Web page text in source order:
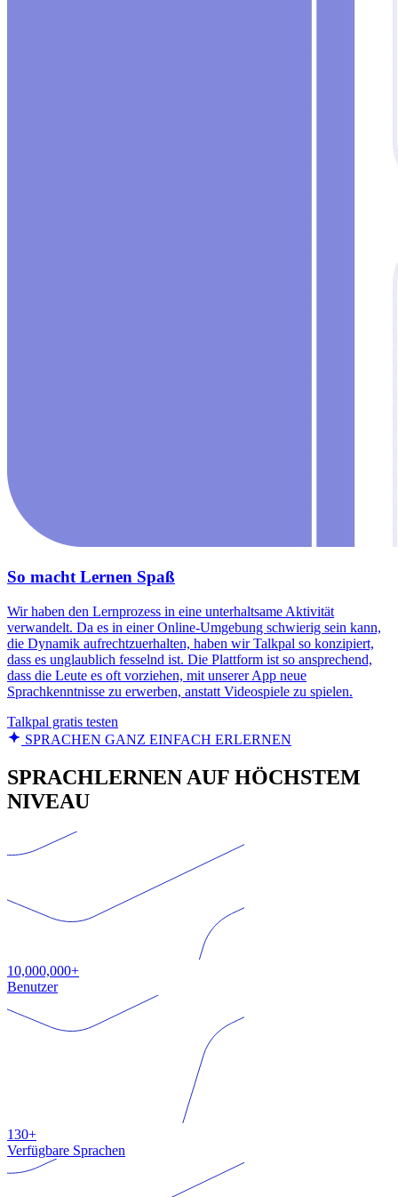
So macht Lernen Spaß
Wir haben den Lernprozess in eine unterhaltsame Aktivität
verwandelt. Da es in einer Online-Umgebung schwierig sein kann,
die Dynamik aufrechtzuerhalten, haben wir Talkpal so konzipiert,
dass es unglaublich fesselnd ist. Die Plattform ist so ansprechend,
dass die Leute es oft vorziehen, mit unserer App neue
Sprachkenntnisse zu erwerben, anstatt Videospiele zu spielen.
Talkpal gratis testen
SPRACHEN GANZ EINFACH ERLERNEN
SPRACHLERNEN AUF HÖCHSTEM
NIVEAU
10,000,000+
Benutzer
130+
Verfügbare Sprachen